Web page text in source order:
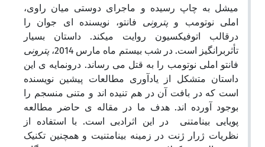
میشل به چاپ رسیده و ماجرای دوستی میان راوی،
املی نوتومب و پترونی فانتو، نویسنده ای جوان را
درقالب اتوفیکسیون روایت می­کند. داستان بسیار
تأثربرانگیز است. در شب بیستم ماه مارس 2014،
پترونی
فانتو املی نوتومب را به قتل می رساند. درون­مایه ی این
داستان متشکل از یادآوری ­مطالعات پیشین نویسنده
است که در بافت آن در هم تنیده اند و متنی منسجم را
بوجود آورده اند. هدف ما در مقاله ی حاضر مطالعه
پویایی بینامتنی در این اثرادبی است. با استفاده از
نظریات ژرار ژنت در زمینه بینامتنیت و همچنین تکنیک